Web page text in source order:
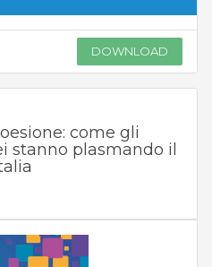
DOWNLOAD
come gli
stanno plasmando il